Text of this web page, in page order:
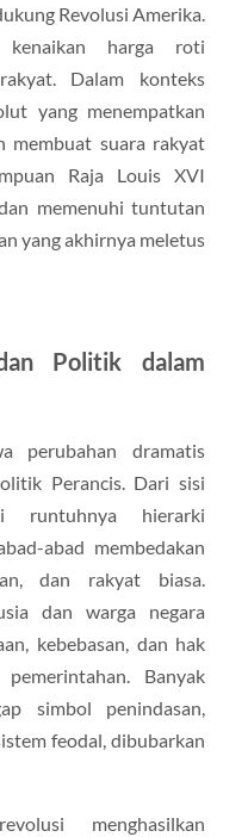
Revolusi Amerika.
kenaikan harga roti
Dalam konteks
yang menempatkan
membuat suara rakyat
Raja Louis XVI
memenuhi tuntutan
yang akhirnya meletus
Politik dalam
perubahan dramatis
Perancis. Dari sisi
runtuhnya hierarki
abad membedakan
dan rakyat biasa.
dan warga negara
kebebasan, dan hak
Banyak
simbol penindasan,
feodal, dibubarkan
menghasilkan